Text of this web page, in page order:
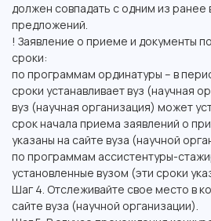
должен совпадать с одним из ранее
предложений.
! Заявление о приеме и документы
сроки:
по программам ординатуры – в
сроки устанавливает вуз (научная
вуз (научная организация) может
срок начала приема заявлений о
указаны на сайте вуза (научной
по программам ассистентуры-
установленные вузом (эти сроки
Шаг 4. Отслеживайте свое место в
сайте вуза (научной организации).